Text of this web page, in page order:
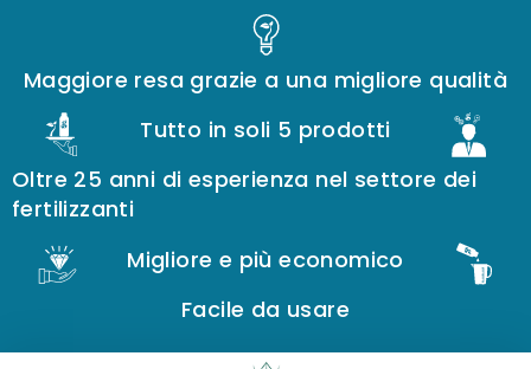
Maggiore resa grazie a una migliore qualità
Tutto in soli 5 prodotti
Oltre 25 anni di esperienza nel settore dei
fertilizzanti
Migliore e più economico
Facile da usare